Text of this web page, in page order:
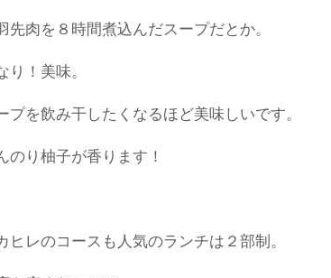
先肉を８時間煮込んだスープだとか。
り！美味。
プを飲み干したくなるほど美味しいです。
のり柚子が香ります！
ヒレのコースも人気のランチは２部制。